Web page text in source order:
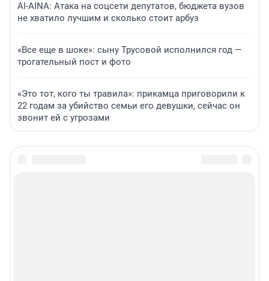
AI-AINA: Атака на соцсети депутатов, бюджета вузов
не хватило лучшим и сколько стоит арбуз
«Все еще в шоке»: сыну Трусовой исполнился год —
трогательный пост и фото
«Это тот, кого ты травила»: прикамца приговорили к
22 годам за убийство семьи его девушки, сейчас он
звонит ей с угрозами